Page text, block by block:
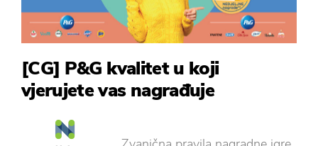
[CG] P&G kvalitet u koji
vjerujete vas nagrađuje